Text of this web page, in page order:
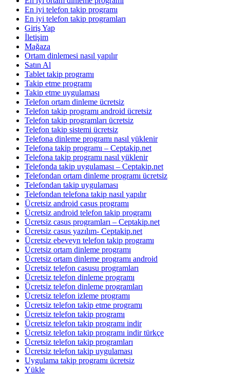
En iyi telefon takip programı
En iyi telefon takip programları
Giriş Yap
İletişim
Mağaza
Ortam dinlemesi nasıl yapılır
Satın Al
Tablet takip programı
Takip etme programı
Takip etme uygulaması
Telefon ortam dinleme ücretsiz
Telefon takip programı android ücretsiz
Telefon takip programları ücretsiz
Telefon takip sistemi ücretsiz
Telefona dinleme programı nasıl yüklenir
Telefona takip programı – Ceptakip.net
Telefona takip programı nasıl yüklenir
Telefonda takip uygulaması – Ceptakip.net
Telefondan ortam dinleme programı ücretsiz
Telefondan takip uygulaması
Telefondan telefona takip nasıl yapılır
Ücretsiz android casus programı
Ücretsiz android telefon takip programı
Ücretsiz casus programları – Ceptakip.net
Ücretsiz casus yazılım- Ceptakip.net
Ücretsiz ebeveyn telefon takip programı
Ücretsiz ortam dinleme programı
Ücretsiz ortam dinleme programı android
Ücretsiz telefon casusu programları
Ücretsiz telefon dinleme programı
Ücretsiz telefon dinleme programları
Ücretsiz telefon izleme programı
Ücretsiz telefon takip etme programı
Ücretsiz telefon takip programı
Ücretsiz telefon takip programı indir
Ücretsiz telefon takip programı indir türkçe
Ücretsiz telefon takip programları
Ücretsiz telefon takip uygulaması
Uygulama takip programı ücretsiz
Yükle